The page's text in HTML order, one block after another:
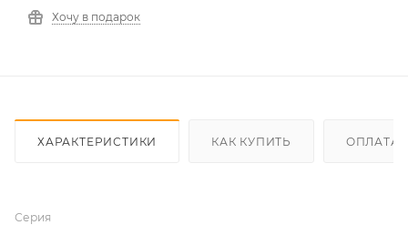
Хочу в подарок
ХАРАКТЕРИСТИКИ КАК КУПИТЬ ОПЛАТА
Серия